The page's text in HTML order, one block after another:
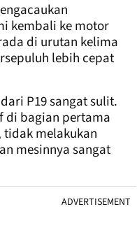
kembali ke motor
di urutan kelima
lebih cepat
P19 sangat sulit.
di bagian pertama
tidak melakukan
mesinnya sangat
ADVERTISEMENT